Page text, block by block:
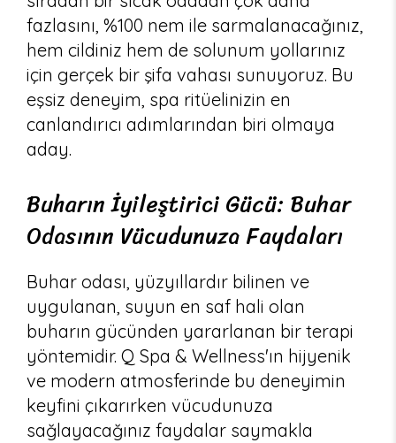
fazlasını, %100 nem ile sarmalanacağınız,
hem cildiniz hem de solunum yollarınız
için gerçek bir şifa vahası sunuyoruz. Bu
eşsiz deneyim, spa ritüelinizin en
canlandırıcı adımlarından biri olmaya
aday.
Buharın İyileştirici Gücü: Buhar
Odasının Vücudunuza Faydaları
Buhar odası, yüzyıllardır bilinen ve
uygulanan, suyun en saf hali olan
buharın gücünden yararlanan bir terapi
yöntemidir. Q Spa & Wellness'ın hijyenik
ve modern atmosferinde bu deneyimin
keyfini çıkarırken vücudunuza
sağlayacağınız faydalar saymakla